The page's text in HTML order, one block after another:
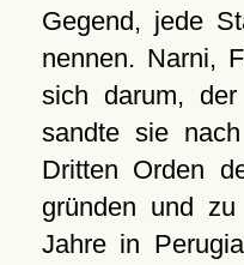
Gegend, jede
nennen. Narni,
sich darum,
sandte sie
Dritten Orden
gründen und
Jahre in